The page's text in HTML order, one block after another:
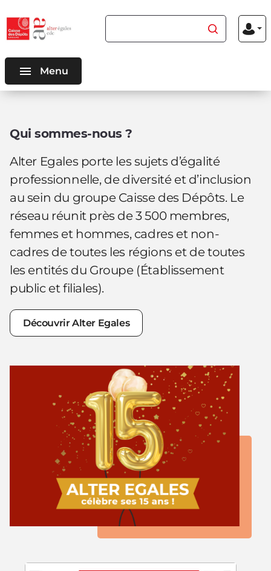
contenu
menu
Rechercher du contenu
Menu
Menu
Alter
Qui sommes-nous ?
Alter Egales porte les sujets d’égalité
professionnelle, de diversité et d’inclusion
au sein du groupe Caisse des Dépôts. Le
réseau réunit près de 3 500 membres,
femmes et hommes, cadres et non-
cadres de toutes les régions et de toutes
les entités du Groupe (Établissement
public et filiales).
Découvrir Alter Egales